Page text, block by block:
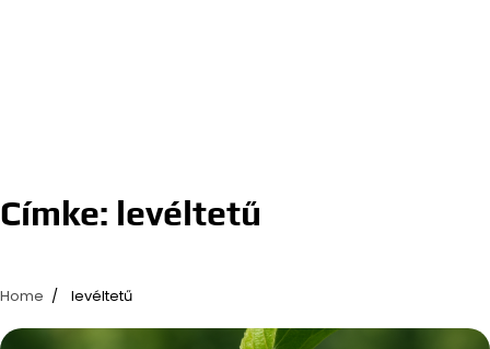
Címke: levéltetű
Home levéltetű